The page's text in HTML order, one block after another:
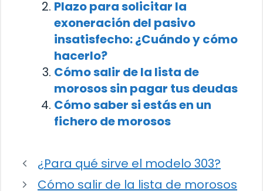
Plazo para solicitar la
exoneración del pasivo
insatisfecho: ¿Cuándo y cómo
hacerlo?
Cómo salir de la lista de
morosos sin pagar tus deudas
Cómo saber si estás en un
fichero de morosos
¿Para qué sirve el modelo 303?
Cómo salir de la lista de morosos